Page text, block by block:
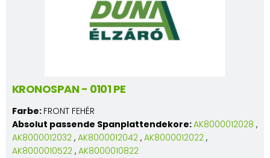
KRONOSPAN - 0101 PE
Farbe: FRONT FEHÉR
Absolut passende Spanplattendekore:AK8000012028 ,
AK8000012032 , AK8000012042 , AK8000012022 ,
AK8000010522 , AK8000010822